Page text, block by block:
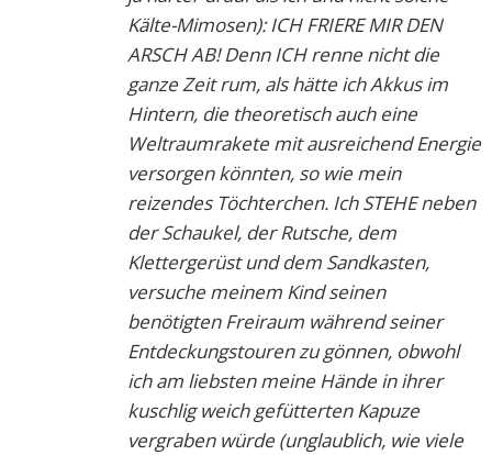
Kälte-Mimosen): ICH FRIERE MIR DEN
ARSCH AB! Denn ICH renne nicht die
ganze Zeit rum, als hätte ich Akkus im
Hintern, die theoretisch auch eine
Weltraumrakete mit ausreichend Energie
versorgen könnten, so wie mein
reizendes Töchterchen. Ich STEHE neben
der Schaukel, der Rutsche, dem
Klettergerüst und dem Sandkasten,
versuche meinem Kind seinen
benötigten Freiraum während seiner
Entdeckungstouren zu gönnen, obwohl
ich am liebsten meine Hände in ihrer
kuschlig weich gefütterten Kapuze
vergraben würde (unglaublich, wie viele